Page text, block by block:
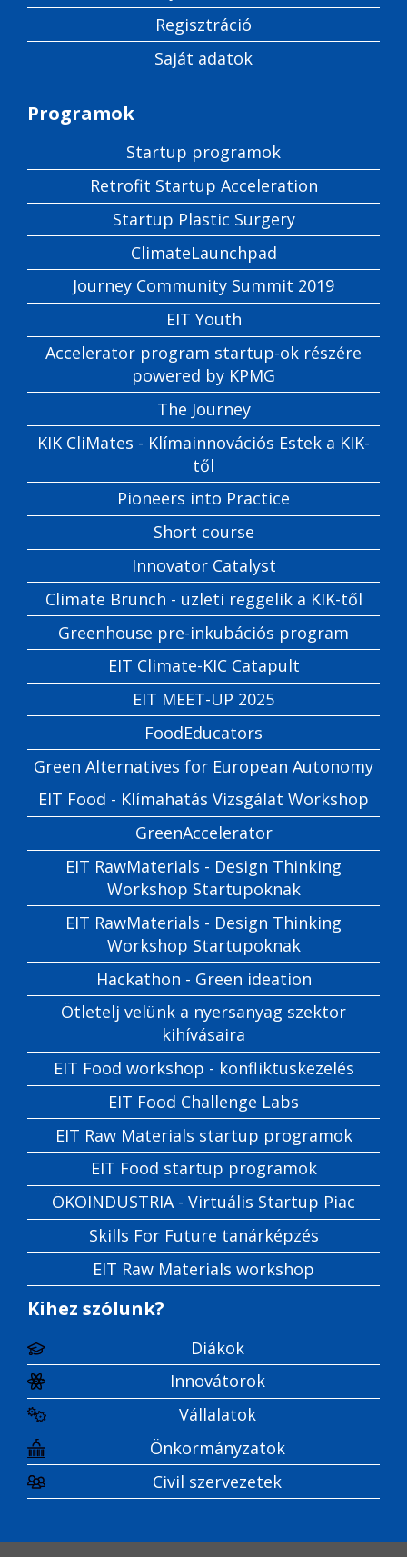
Regisztráció
Saját adatok
Programok
Startup programok
Retrofit Startup Acceleration
Startup Plastic Surgery
ClimateLaunchpad
Journey Community Summit 2019
EIT Youth
Accelerator program startup-ok részére
powered by KPMG
The Journey
KIK CliMates - Klímainnovációs Estek a KIK-
től
Pioneers into Practice
Short course
Innovator Catalyst
Climate Brunch - üzleti reggelik a KIK-től
Greenhouse pre-inkubációs program
EIT Climate-KIC Catapult
EIT MEET-UP 2025
FoodEducators
Green Alternatives for European Autonomy
EIT Food - Klímahatás Vizsgálat Workshop
GreenAccelerator
EIT RawMaterials - Design Thinking
Workshop Startupoknak
EIT RawMaterials - Design Thinking
Workshop Startupoknak
Hackathon - Green ideation
Ötletelj velünk a nyersanyag szektor
kihívásaira
EIT Food workshop - konfliktuskezelés
EIT Food Challenge Labs
EIT Raw Materials startup programok
EIT Food startup programok
ÖKOINDUSTRIA - Virtuális Startup Piac
Skills For Future tanárképzés
EIT Raw Materials workshop
Kihez szólunk?
Diákok
Innovátorok
Vállalatok
Önkormányzatok
Civil szervezetek